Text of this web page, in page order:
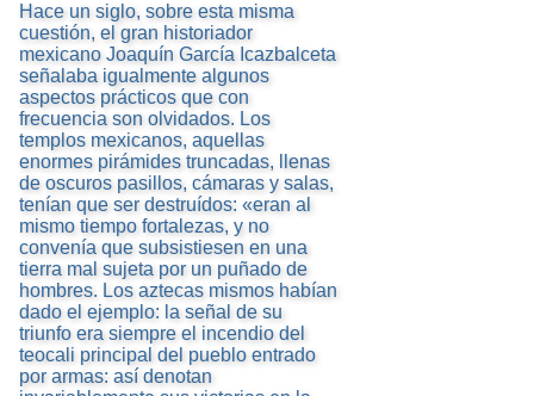
Hace un siglo, sobre esta misma
cuestión, el gran historiador
mexicano Joaquín García Icazbalceta
señalaba igualmente algunos
aspectos prácticos que con
frecuencia son olvidados. Los
templos mexicanos, aquellas
enormes pirámides truncadas, llenas
de oscuros pasillos, cámaras y salas,
tenían que ser destruídos: «eran al
mismo tiempo fortalezas, y no
convenía que subsistiesen en una
tierra mal sujeta por un puñado de
hombres. Los aztecas mismos habían
dado el ejemplo: la señal de su
triunfo era siempre el incendio del
teocali principal del pueblo entrado
por armas: así denotan